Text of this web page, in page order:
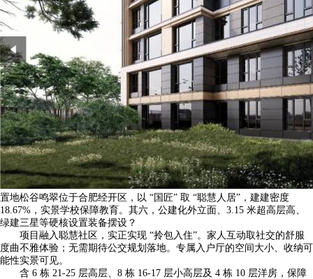
置地松谷鸣翠位于合肥经开区，以 “国匠” 取 “聪慧人居”，建建密度
18.67%，实景学校保障教育。其六，公建化外立面、3.15 米超高层高、
绿建三星等硬核设置装备摆设？
项目融入聪慧社区，实正实现 “拎包入住”。家人互动取社交的舒服
度曲不雅体验；无需期待公交规划落地。专属入户厅的空间大小、收纳可
能性实景可见。
含 6 栋 21-25 层高层、8 栋 16-17 层小高层及 4 栋 10 层洋房，保障